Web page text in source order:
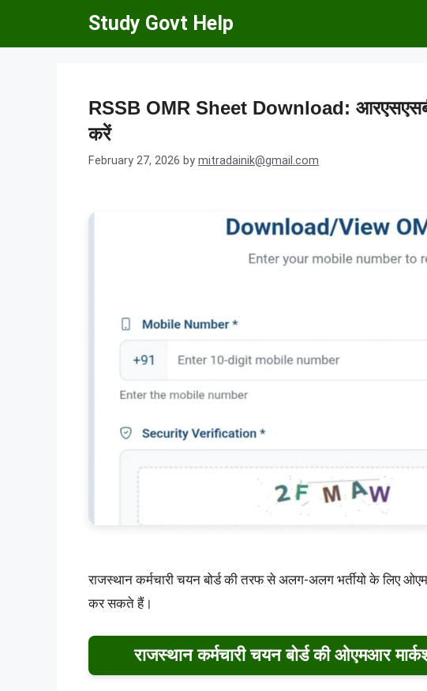
Study Govt Help
RSSB OMR Sheet Download:
करें
February 27, 2026 by mitradainik@gmail.com
राजस्थान कर्मचारी चयन बोर्ड की तरफ से अलग-अलग भर्तीयो के लिए
कर सकते हैं।
राजस्थान कर्मचारी चयन बोर्ड की ओएमआर